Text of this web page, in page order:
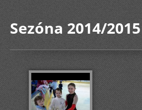
Sezóna 2014/2015